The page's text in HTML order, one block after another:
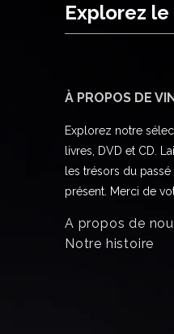
Explorez le
À PROPOS DE
Explorez notre
livres, DVD et CD.
les trésors du
présent. Merci de
A propos de
Notre histoire